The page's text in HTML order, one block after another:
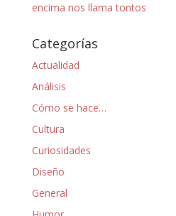
encima nos llama tontos
Categorías
Actualidad
Análisis
Cómo se hace…
Cultura
Curiosidades
Diseño
General